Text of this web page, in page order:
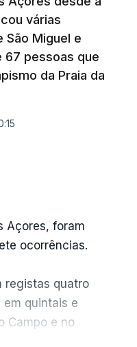
várias
São Miguel e
67 pessoas que
da Praia da
Açores, foram
ocorrências.
registas quatro
quintais e
Campo e no